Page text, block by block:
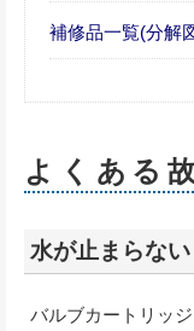
補修品一覧(分解
よくある
水が止まらない
バルブカートリッ